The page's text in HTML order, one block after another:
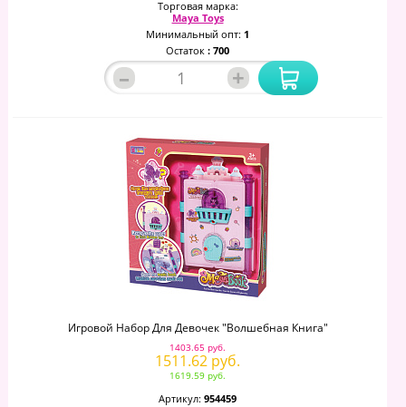
Торговая марка:
Maya Toys
Минимальный опт: 1
Остаток : 700
– +
Игровой Набор Для Девочек "Волшебная Книга"
1403.65 руб.
1511.62 руб.
1619.59 руб.
Артикул: 954459